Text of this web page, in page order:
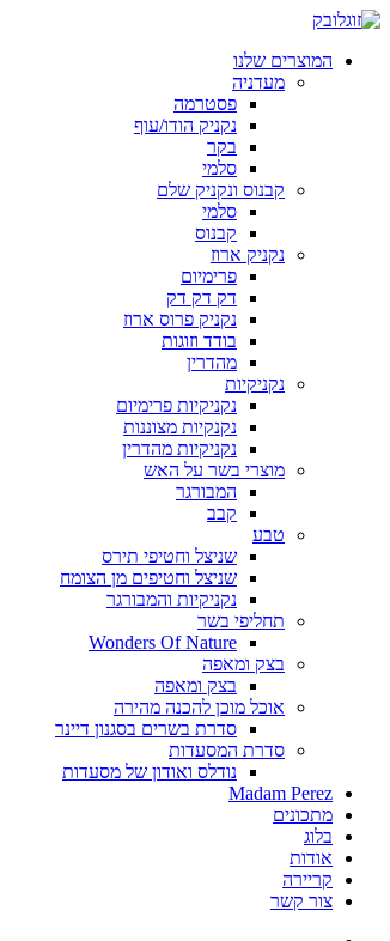
המוצרים שלנו
מעדניה
פסטרמה
נקניק הודו/עוף
בקר
סלמי
קבנוס ונקניק שלם
סלמי
קבנוס
נקניק ארוז
פרימיום
דק דק דק
נקניק פרוס ארוז
בודד וזוגות
מהדרין
נקניקיות
נקניקיות פרימיום
נקנקיות מצוננות
נקניקיות מהדרין
מוצרי בשר על האש
המבורגר
קבב
טבע
שניצל וחטיפי תירס
שניצל וחטיפים מן הצומח
נקניקיות והמבורגר
תחליפי בשר
Wonders Of Nature
בצק ומאפה
בצק ומאפה
אוכל מוכן להכנה מהירה
סדרת בשרים בסגנון דיינר
סדרת המסעדות
נודלס ואודון של מסעדות
Madam Perez
מתכונים
בלוג
אודות
קריירה
צור קשר